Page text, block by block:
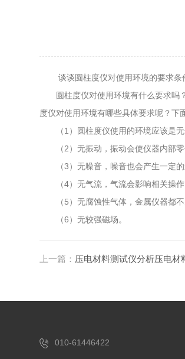
谈谈圆柱度仪对使用环境的要求条
圆柱度仪对使用环境有什么要求吗？
度仪对使用环境有哪些具体要求呢？下
（1）圆柱度仪使用的环境应该是无
（2）无振动，振动会使仪器内部零
（3）无噪音，噪音也会产生一定的
（4）无气流，气流会影响相关操作
（5）无腐蚀性气体，金属仪器都不
（6）无较强磁场。
上一篇： 压电材料测试仪分析压电材
010-61446422